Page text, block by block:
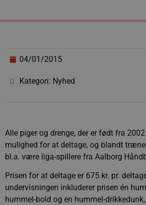
04/01/2015
Kategori: Nyhed
Alle piger og drenge, der er født fra
mulighed for at deltage, og blandt
bl.a. være liga-spillere fra Aalborg
Prisen for at deltage er 675 kr. pr.
undervisningen inkluderer prisen én
hummel-bold og en hummel-